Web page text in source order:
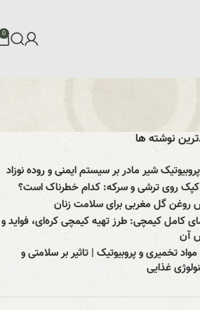
0
نوشته ها
پروبیوتیک‌ شیر مادر بر سیستم ایمنی و روده نوزاد
کپک روی ترشی و سرکه: کدام خطرناک است؟
روغن گل مغربی برای سلامت زنان
کامل کیمچی: طرز تهیه کیمچی کره‌ای، فواید و
آن
مواد تخمیری و پروبیوتیک | تاثیر بر سلامتی و
غذایی​